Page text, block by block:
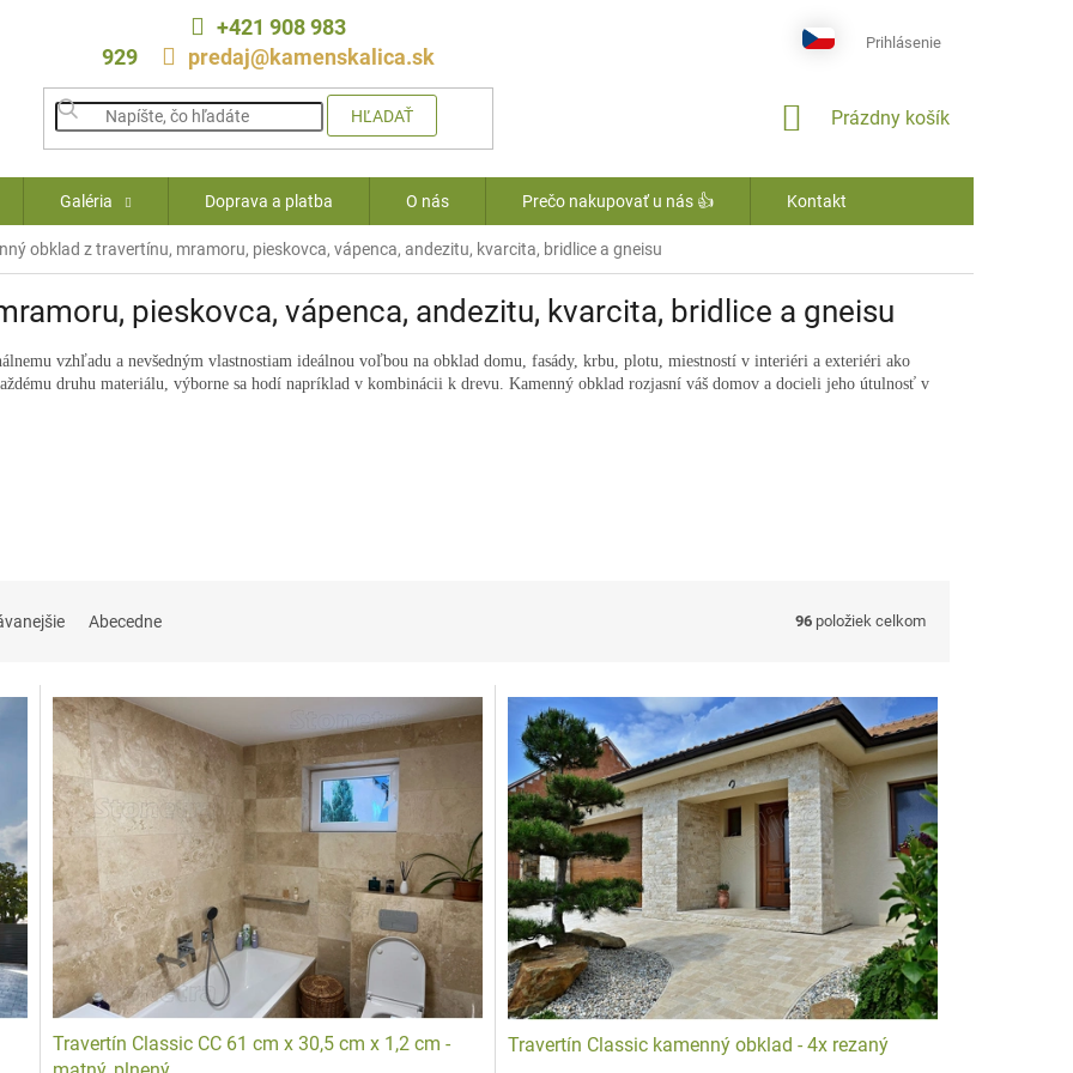
+421 908 983
929
predaj@kamenskalica.sk
Prihlásenie
HĽADAŤ
NÁKUPNÝ
Prázdny košík
Galéria Doprava a platba O nás Prečo nakupovať u nás 👍 Kontakt
obklad z travertínu, mramoru, pieskovca, vápenca, andezitu, kvarcita, bridlice a gneisu
pieskovca, vápenca, andezitu, kvarcita, bridlice a gneisu
vzhľadu a nevšedným vlastnostiam ideálnou voľbou na obklad domu, fasády, krbu, plotu, miestností v interiéri a exteriéri ako
druhu materiálu, výborne sa hodí napríklad v kombinácii k drevu. Kamenný obklad rozjasní váš domov a docieli jeho útulnosť v
Abecedne 96 položiek celkom
Travertín Classic CC 61 cm x 30,5 cm x 1,2 cm -
Travertín Classic kamenný obklad - 4x rezaný